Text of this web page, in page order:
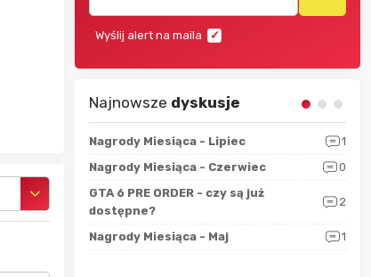
Wyślij alert na maila
Najnowsze dyskusje
Nagrody Miesiąca - Lipiec
1
Nagrody Miesiąca - Czerwiec
0
GTA 6 PRE ORDER - czy są już
dostępne?
2
Nagrody Miesiąca - Maj 1